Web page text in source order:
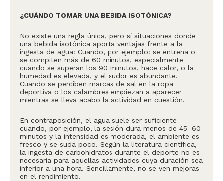
¿CUÁNDO TOMAR UNA BEBIDA ISOTÓNICA?
No existe una regla única, pero sí situaciones donde
una bebida isotónica aporta ventajas frente a la
ingesta de agua: Cuando, por ejemplo: se entrena o
se compiten más de 60 minutos, especialmente
cuando se superan los 90 minutos, hace calor, o la
humedad es elevada, y el sudor es abundante.
Cuando se perciben marcas de sal en la ropa
deportiva o los calambres empiezan a aparecer
mientras se lleva acabo la actividad en cuestión.
En contraposición, el agua suele ser suficiente
cuando, por ejemplo, la sesión dura menos de 45–60
minutos y la intensidad es moderada, el ambiente es
fresco y se suda poco. Según la literatura científica,
la ingesta de carbohidratos durante el deporte no es
necesaria para aquellas actividades cuya duración sea
inferior a una hora. Sencillamente, no se ven mejoras
en el rendimiento.